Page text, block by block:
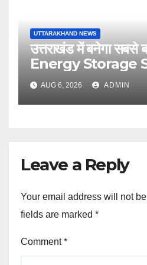
UTTARAKHAND NEWS
उत्तराखंड में बनेगा
Energy Storage
UJVNL लगाएगा 352
AUG 6, 2026 ADMIN
Leave a Reply
Your email address will not
fields are marked *
Comment*